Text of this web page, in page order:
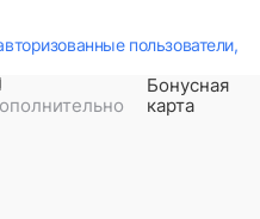
пользователи,
Бонусная
карта